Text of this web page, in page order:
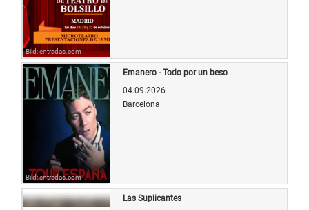
Bild: entradas.com
Bild: entradas.com
Emanero - Todo por un beso
04.09.2026
Barcelona
Las Suplicantes